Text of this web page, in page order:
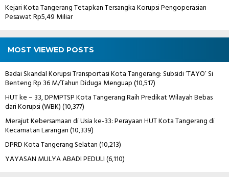
Kejari Kota Tangerang Tetapkan Tersangka Korupsi Pengoperasian
Pesawat Rp5,49 Miliar
MOST VIEWED POSTS
Badai Skandal Korupsi Transportasi Kota Tangerang: Subsidi ‘TAYO’ Si
Benteng Rp 36 M/Tahun Diduga Menguap(10,517)
HUT ke – 33, DPMPTSP Kota Tangerang Raih Predikat Wilayah Bebas
dari Korupsi (WBK)(10,377)
Merajut Kebersamaan di Usia ke-33: Perayaan HUT Kota Tangerang di
Kecamatan Larangan(10,339)
DPRD Kota Tangerang Selatan(10,213)
YAYASAN MULYA ABADI PEDULI(6,110)